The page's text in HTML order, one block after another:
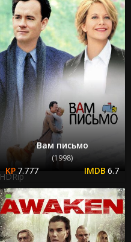
Вам письмо
(1998)
7.777 6.7
HDRip